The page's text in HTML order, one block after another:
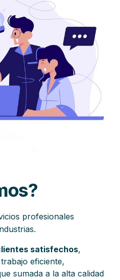
profesionales
satisfechos,
eficiente,
sumada a la alta calidad